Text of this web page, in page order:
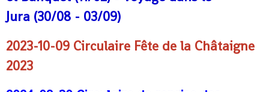
Jura (30/08 - 03/09)
2023-10-09 Circulaire Fête de la Châtaigne
2023